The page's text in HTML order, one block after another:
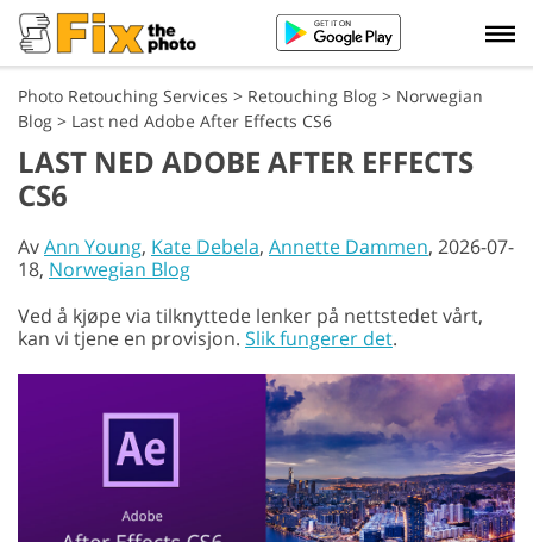
Photo Retouching Services > Retouching Blog > Norwegian
Blog > Last ned Adobe After Effects CS6
LAST NED ADOBE AFTER EFFECTS
CS6
AvAnn Young, Kate Debela, Annette Dammen, 2026-07-
18, Norwegian Blog
Ved å kjøpe via tilknyttede lenker på nettstedet vårt,
kan vi tjene en provisjon. Slik fungerer det.